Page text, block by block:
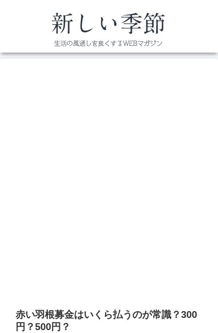
赤い羽根募金はいくら払うのが常識？300
円？500円？